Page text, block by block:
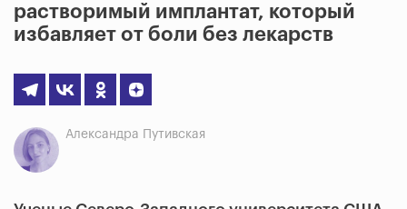
растворимый имплантат, который
избавляет от боли без лекарств
Александра Путивская